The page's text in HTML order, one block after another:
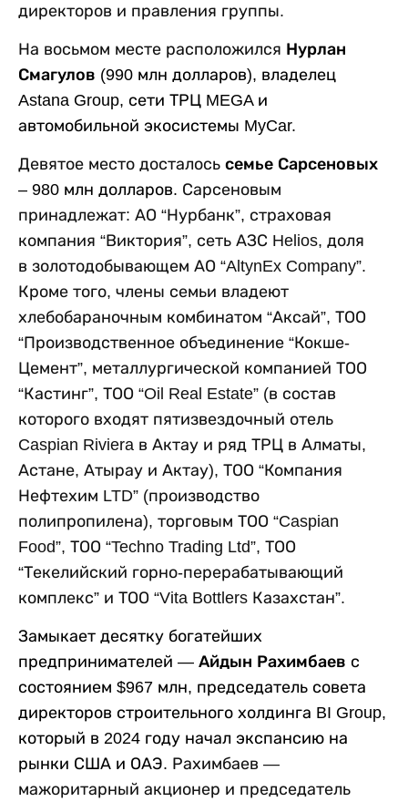
директоров и правления группы.
На восьмом месте расположился Нурлан
Смагулов (990 млн долларов), владелец
Astana Group, сети ТРЦ MEGA и
автомобильной экосистемы MyCar.
Девятое место досталось семье Сарсеновых
– 980 млн долларов. Сарсеновым
принадлежат: АО “Нурбанк”, страховая
компания “Виктория”, сеть АЗС Helios, доля
в золотодобывающем АО “AltynEx Company”.
Кроме того, члены семьи владеют
хлебобараночным комбинатом “Аксай”, ТОО
“Производственное объединение “Кокше-
Цемент”, металлургической компанией ТОО
“Кастинг”, ТОО “Oil Real Estate” (в состав
которого входят пятизвездочный отель
Caspian Riviera в Актау и ряд ТРЦ в Алматы,
Астане, Атырау и Актау), ТОО “Компания
Нефтехим LTD” (производство
полипропилена), торговым ТОО “Caspian
Food”, ТОО “Techno Trading Ltd”, ТОО
“Текелийский горно-перерабатывающий
комплекс” и ТОО “Vita Bottlers Казахстан”.
Замыкает десятку богатейших
предпринимателей — Айдын Рахимбаев с
состоянием $967 млн, председатель совета
директоров строительного холдинга BI Group,
который в 2024 году начал экспансию на
рынки США и ОАЭ. Рахимбаев —
мажоритарный акционер и председатель